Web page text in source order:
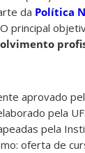
da Política
principal
aprovado
pela
pela
oferta de